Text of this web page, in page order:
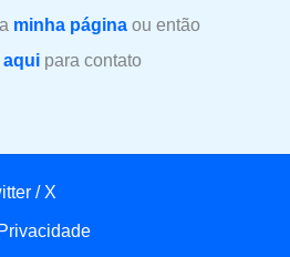
minha página ou então
para contato
/ X